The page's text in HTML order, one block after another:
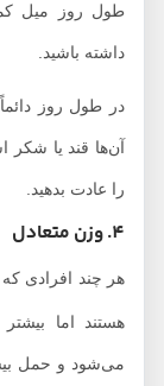
طول روز میل کمتری
داشته باشید.
در طول روز دائماً
آن‌ها قند یا شکر
را عادت بدهید.
هر چند افرادی که
هستند اما بیشتر
می‌شود و حمل بیشتر